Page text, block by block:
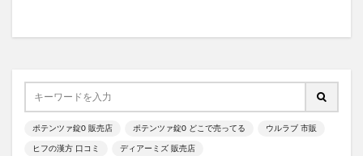
レイチェルワイン 成長戦隊ノビルンジャー
リペアジェル ヘッドだらけのビックリマンチョコ
ポケモンキッズ 東京ミレニアルクリニック
MREビオス ハダノコエ 剛SUGIMAN(ツヨスギマン)
ポテンツァ錠0 販売店 ポテンツァ錠0 どこで売ってる ウルラブ 市販
ヒフの漢方 口コミ ディアーミズ 販売店